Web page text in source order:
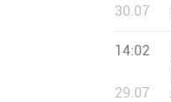
30.07
14:02
29.07